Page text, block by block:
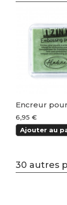
Encreur
6,95 €
Ajouter au
30 autres